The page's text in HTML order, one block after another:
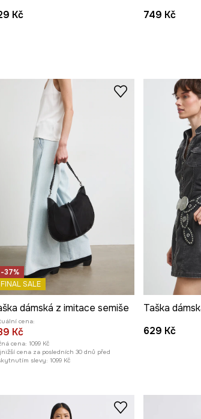
Kč
749 Kč
-37%
FINAL SALE
dámská z imitace semiše
cena:
Kč
cena: 1099 Kč
cena za posledních 30 dnů před
slevy: 1099 Kč
Taška
629 Kč